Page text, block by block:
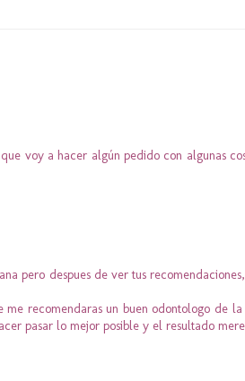
voy a hacer algún pedido con algunas
pero despues de ver tus
recomendaras un buen odontologo de
pasar lo mejor posible y el resultado